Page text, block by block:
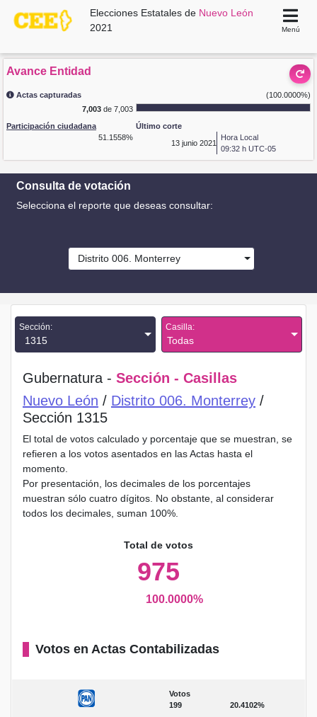
Elecciones Estatales de Nuevo León
2021
Menú
Avance Entidad
Actas capturadas
(100.0000%)
7,003de 7,003
Participación ciudadana
51.1558%
Último corte
13 junio 2021
Hora Local
09:32 h UTC-05
Consulta de votación
Selecciona el reporte que deseas consultar:
Distrito 006. Monterrey
Sección:
1315
Casilla:
Todas
Gubernatura - Sección - Casillas
Nuevo León / Distrito 006. Monterrey /
Sección 1315
El total de votos calculado y porcentaje que se muestran, se
refieren a los votos asentados en las Actas hasta el
momento.
Por presentación, los decimales de los porcentajes
muestran sólo cuatro dígitos. No obstante, al considerar
todos los decimales, suman 100%.
Total de votos
975
100.0000%
Votos en Actas Contabilizadas
Votos
199
20.4102%